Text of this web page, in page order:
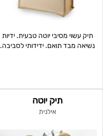
תיק עשוי מסיבי יוטה טבעית. ידיות
נשיאה מבד תואם. ידידותי לסביבה.
תיק יוטה
אילנית